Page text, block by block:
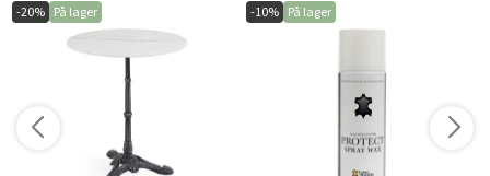
-20% På lager -10% På lager